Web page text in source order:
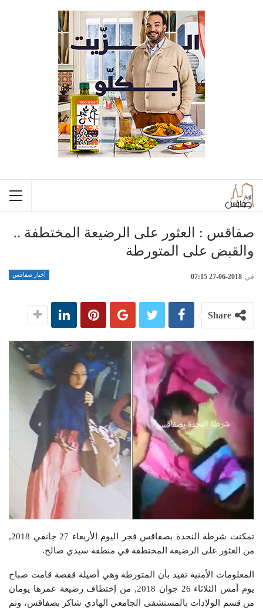
صفاقس : العثور على الرضيعة المختطفة ..
والقبض على المتورطة
أخبار صفاقس في 2018-06-27 07:15
Share
تمكنت شرطة النجدة بصفاقس فجر اليوم الأربعاء 27 جانفي 2018,
من العثور على الرضيعة المختطفة في منطقة سيدي صالح.
المعلومات الأمنية تفيد بأن المتورطة وهي أصيلة قفصة قامت صباح
يوم أمس الثلاثاء 26 جوان 2018, من إختطاف رضيعة عمرها يومان
من قسم الولادات بالمستشفى الجامعي الهادي شاكر بصفاقس، وتم